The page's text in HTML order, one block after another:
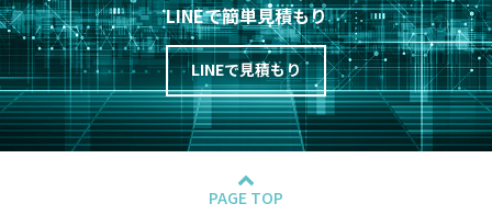
LINEで簡単見積もり
LINEで見積もり
PAGE TOP